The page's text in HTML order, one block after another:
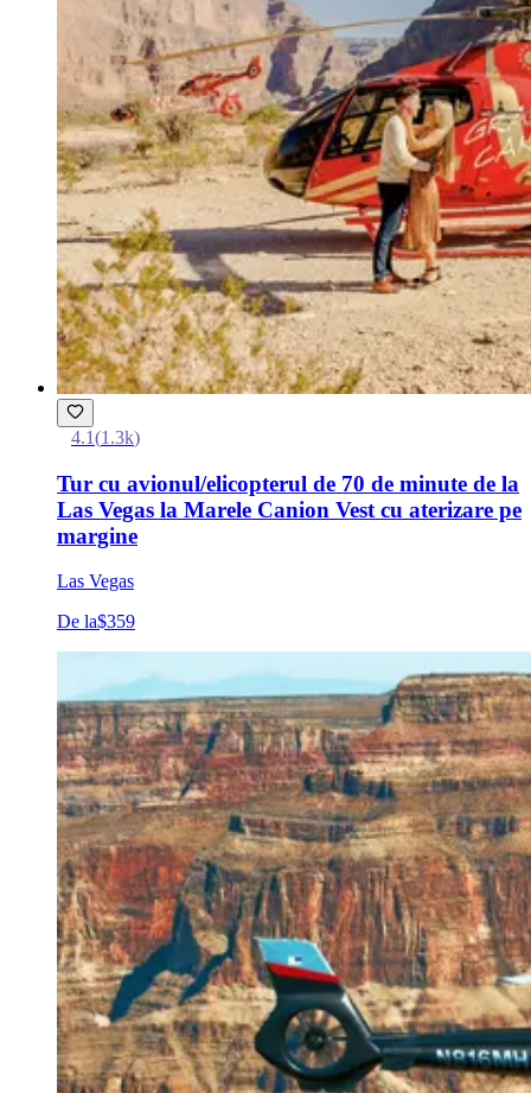
4.1(1.3k)
Tur cu avionul/elicopterul de 70 de minute de la
Las Vegas la Marele Canion Vest cu aterizare pe
margine
Las Vegas
De la$359